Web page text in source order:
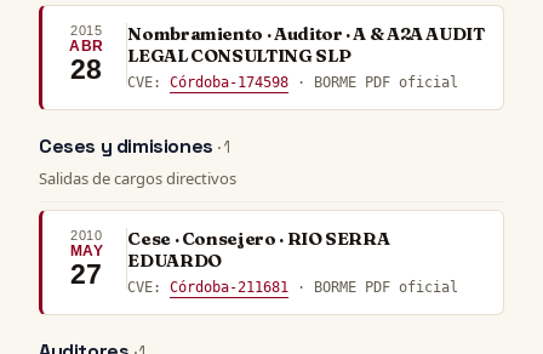
2015
ABR
28
Nombramiento · Auditor · A & A2A AUDIT
LEGAL CONSULTING SLP
CVE:Córdoba-174598 · BORME PDF oficial
Ceses y dimisiones · 1
Salidas de cargos directivos
2010
MAY
27
Cese · Consejero · RIO SERRA
EDUARDO
CVE:Córdoba-211681 · BORME PDF oficial